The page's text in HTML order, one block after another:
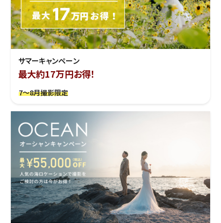
サマーキャンペーン
最大約17万円お得！
7～8月撮影限定